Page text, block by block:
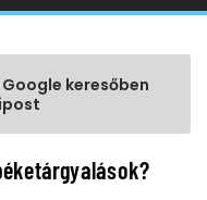
keresőben